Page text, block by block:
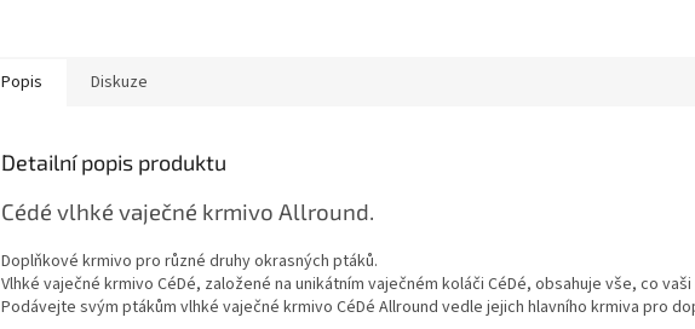
Popis Diskuze
Detailní popis produktu
Cédé vlhké vaječné krmivo Allround.
Doplňkové krmivo pro různé druhy okrasných ptáků.
Vlhké vaječné krmivo CéDé, založené na unikátním vaječném koláči CéDé, obsahuje vše, co
Podávejte svým ptákům vlhké vaječné krmivo CéDé Allround vedle jejich hlavního krmiva pro